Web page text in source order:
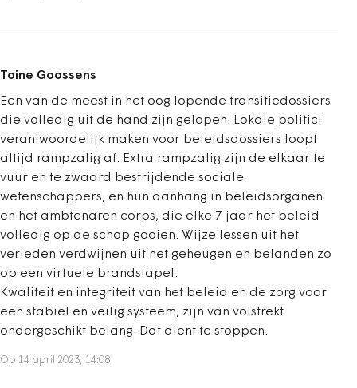
Toine Goossens
Een van de meest in het oog lopende transitiedossiers
die volledig uit de hand zijn gelopen. Lokale politici
verantwoordelijk maken voor beleidsdossiers loopt
altijd rampzalig af. Extra rampzalig zijn de elkaar te
vuur en te zwaard bestrijdende sociale
wetenschappers, en hun aanhang in beleidsorganen
en het ambtenaren corps, die elke 7 jaar het beleid
volledig op de schop gooien. Wijze lessen uit het
verleden verdwijnen uit het geheugen en belanden zo
op een virtuele brandstapel.
Kwaliteit en integriteit van het beleid en de zorg voor
een stabiel en veilig systeem, zijn van volstrekt
ondergeschikt belang. Dat dient te stoppen.
Op 14 april 2023, 14:08